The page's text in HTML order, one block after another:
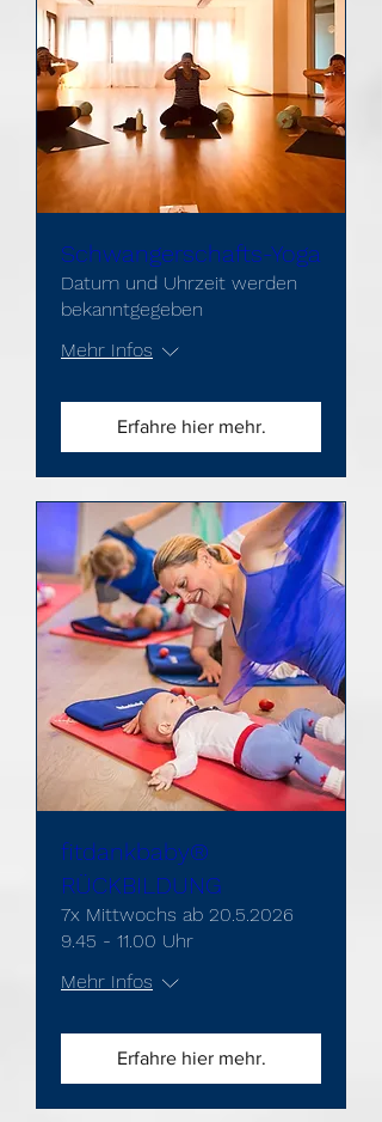
Schwangerschafts-Yoga
Datum und Uhrzeit werden
bekanntgegeben
Mehr Infos
Erfahre hier mehr.
fitdankbaby®
RÜCKBILDUNG
7x Mittwochs ab 20.5.2026
9.45 - 11.00 Uhr
Mehr Infos
Erfahre hier mehr.